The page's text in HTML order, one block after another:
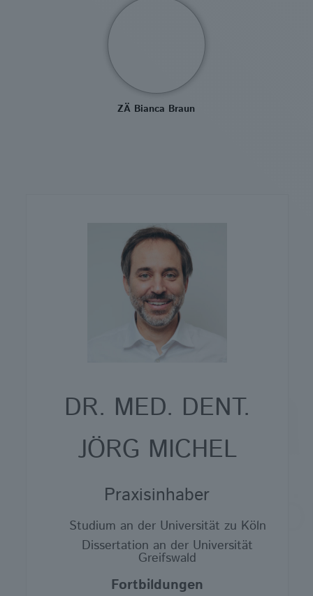
ZÄ Bianca Braun
DR. MED. DENT.
JÖRG MICHEL
Praxisinhaber
Studium an der Universität zu Köln
Dissertation an der Universität
Greifswald
Fortbildungen